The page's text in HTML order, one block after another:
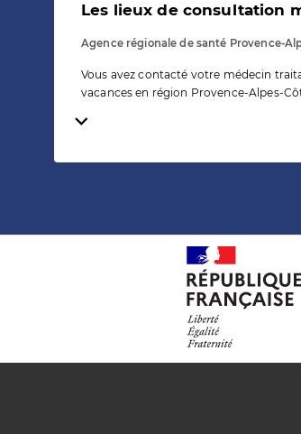
Les lieux de consultation
Agence régionale de santé Provence-
Vous avez contacté votre médecin
vacances en région Provence-Alpes-
Temps de lecture